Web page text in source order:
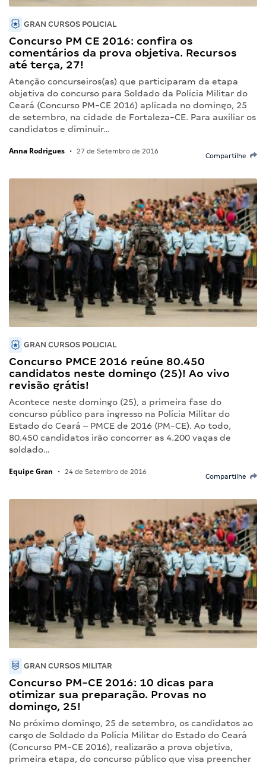
GRAN CURSOS POLICIAL
Concurso PM CE 2016: confira os
comentários da prova objetiva. Recursos
até terça, 27!
Atenção concurseiros(as) que participaram da etapa
objetiva do concurso para Soldado da Polícia Militar do
Ceará (Concurso PM-CE 2016) aplicada no domingo, 25
de setembro, na cidade de Fortaleza-CE. Para auxiliar os
candidatos e diminuir…
Anna Rodrigues • 27 de Setembro de 2016
Compartilhe
GRAN CURSOS POLICIAL
Concurso PMCE 2016 reúne 80.450
candidatos neste domingo (25)! Ao vivo
revisão grátis!
Acontece neste domingo (25), a primeira fase do
concurso público para ingresso na Polícia Militar do
Estado do Ceará – PMCE de 2016 (PM-CE). Ao todo,
80.450 candidatos irão concorrer as 4.200 vagas de
soldado…
Equipe Gran • 24 de Setembro de 2016
Compartilhe
GRAN CURSOS MILITAR
Concurso PM-CE 2016: 10 dicas para
otimizar sua preparação. Provas no
domingo, 25!
No próximo domingo, 25 de setembro, os candidatos ao
cargo de Soldado da Polícia Militar do Estado do Ceará
(Concurso PM-CE 2016), realizarão a prova objetiva,
primeira etapa, do concurso público que visa preencher